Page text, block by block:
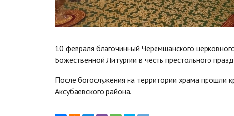
10 февраля благочинный Черемшанского
Божественной Литургии в честь престольного
После богослужения на территории храма прошли
Аксубаевского района.